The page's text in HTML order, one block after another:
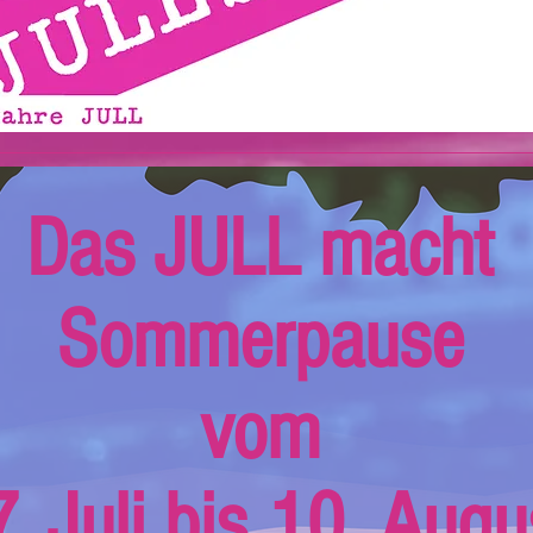
Das JULL macht
Sommerpause
vom